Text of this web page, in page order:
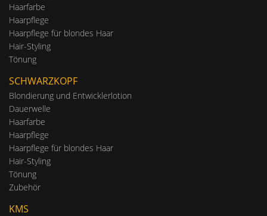
Haarfarbe
Haarpflege
Haarpflege für blondes Haar
Hair-Styling
Tönung
SCHWARZKOPF
Blondierung und Entwicklerlotion
Dauerwelle
Haarfarbe
Haarpflege
Haarpflege für blondes Haar
Hair-Styling
Tönung
Zubehör
KMS